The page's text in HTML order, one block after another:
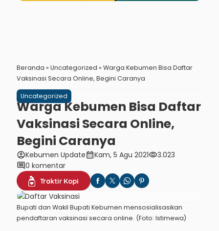
Beranda » Uncategorized » Warga Kebumen Bisa Daftar
Vaksinasi Secara Online, Begini Caranya
Uncategorized
Warga Kebumen Bisa Daftar
Vaksinasi Secara Online,
Begini Caranya
account_circleKebumen Updatecalendar_monthKam, 5 Agu 2021visibility3.023
comment0 komentar
Traktir Kopi
Bupati dan Wakil Bupati Kebumen mensosialisasikan
pendaftaran vaksinasi secara online. (Foto: Istimewa)